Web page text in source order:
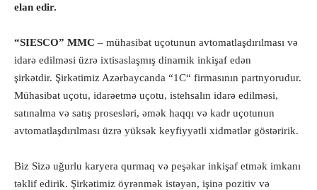
elan edir.
“SIESCO” MMC – mühasibat uçotunun avtomatlaşdırılması və
idarə edilməsi üzrə ixtisaslaşmış dinamik inkişaf edən
şirkətdir. Şirkətimiz Azərbaycanda “1C“ firmasının partnyorudur.
Mühasibat uçotu, idarəetmə uçotu, istehsalın idarə edilməsi,
satınalma və satış prosesləri, əmək haqqı və kadr uçotunun
avtomatlaşdırılması üzrə yüksək keyfiyyətli xidmətlər göstəririk.
Biz Sizə uğurlu karyera qurmaq və peşəkar inkişaf etmək imkanı
təklif edirik. Şirkətimiz öyrənmək istəyən, işinə pozitiv və